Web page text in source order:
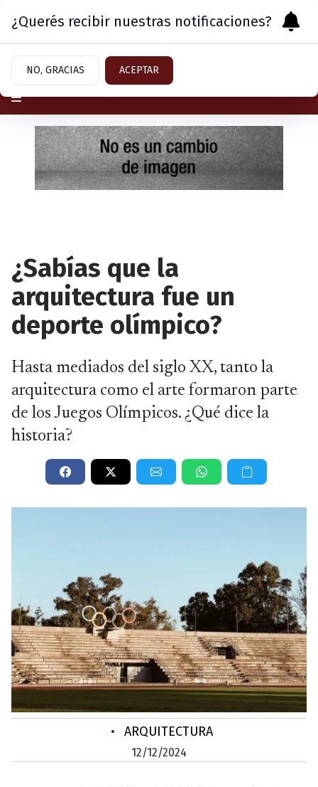
Sábado 8 de Agosto
¿Sabías que la
arquitectura fue un
deporte olímpico?
Hasta mediados del siglo XX, tanto la
arquitectura como el arte formaron parte
de los Juegos Olímpicos. ¿Qué dice la
historia?
• ARQUITECTURA
12/12/2024
¿Querés recibir nuestras notificaciones?
NO, GRACIAS ACEPTAR